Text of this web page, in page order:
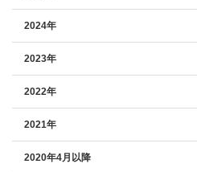
2024年
2023年
2022年
2021年
2020年4月以降